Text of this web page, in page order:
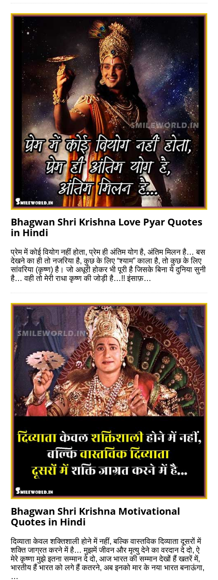
Bhagwan Shri Krishna Love Pyar Quotes
in Hindi
प्रेम में कोई वियोग नहीं होता, प्रेम ही अंतिम योग है, अंतिम मिलन है… बस
देखने का ही तो नजरिया है, कुछ के लिए “श्याम” काला है, तो कुछ के लिए
सांवरिया (कृष्ण) है। जो अधूरी होकर भी पूरी है जिसके बिना ये दुनिया सुनी
है… वही तो मेरी राधा कृष्ण की जोड़ी है…!! इंसाफ़…
Bhagwan Shri Krishna Motivational
Quotes in Hindi
दिव्याता केवल शक्तिशाली होने में नहीं, बल्कि वास्तविक दिव्याता दूसरों में
शक्ति जाग्रत करने में है… मुझमें जीवन और मृत्यु देने का वरदान दे दो, ऐ
मेरे कृष्णा मुझे इतना सम्मान दे दो, आज भारत की सम्मान देखों हैं खतरें में,
भारतीय हैं भारत को लगे हैं कतरने, अब इनको मार के नया भारत बनाऊंगा,
…